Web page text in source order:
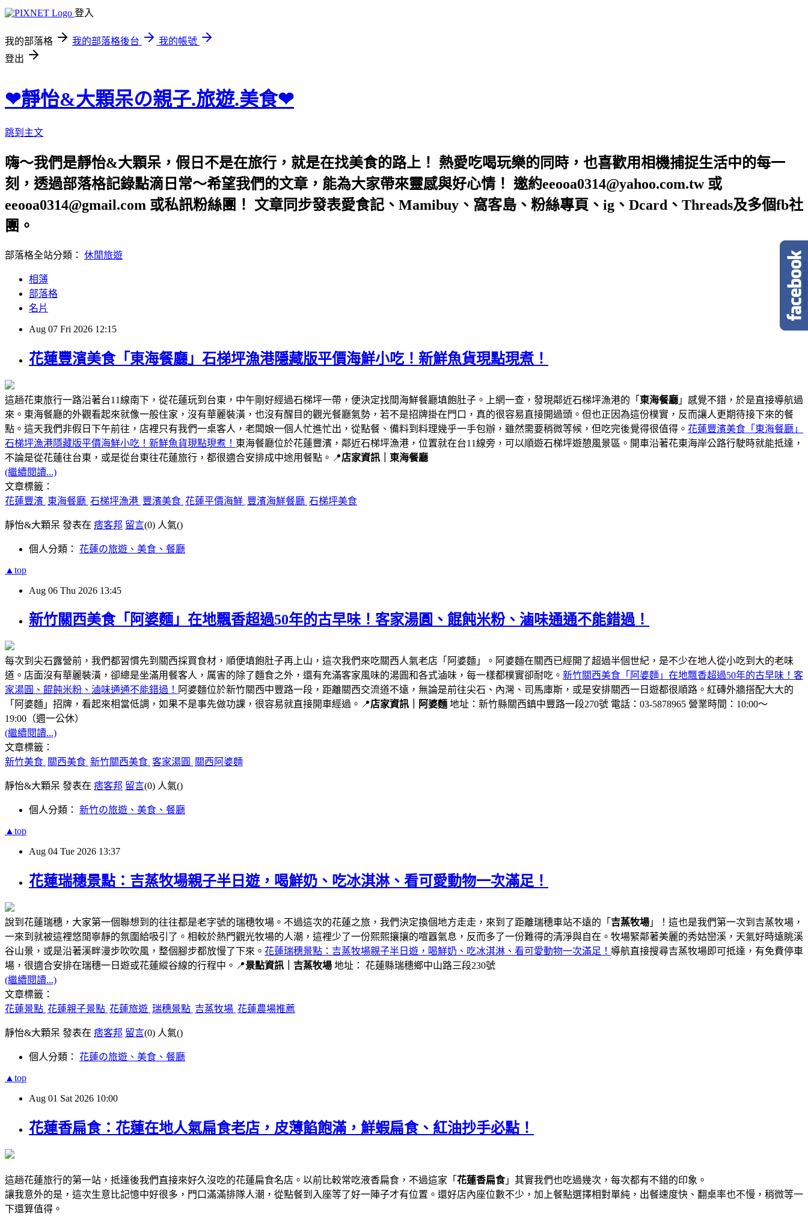
登入
我的部落格 我的部落格後台
我的帳號
登出
❤靜怡&大顆呆の親子.旅遊.美食❤
跳到主文
嗨～我們是靜怡&大顆呆，假日不是在旅行，就是在找美食的路上！ 熱愛吃喝玩樂的同時，也喜歡用相機捕捉生活中的每一
刻，透過部落格記錄點滴日常～希望我們的文章，能為大家帶來靈感與好心情！ 邀約eeooa0314@yahoo.com.tw 或
eeooa0314@gmail.com 或私訊粉絲團！ 文章同步發表愛食記、Mamibuy、窩客島、粉絲專頁、ig、Dcard、Threads及多個fb社
團。
部落格全站分類： 休閒旅遊
相簿
部落格
名片
Aug 07 Fri 2026 12:15
花蓮豐濱美食「東海餐廳」石梯坪漁港隱藏版平價海鮮小吃！新鮮魚貨現點現煮！
這趟花東旅行一路沿著台11線南下，從花蓮玩到台東，中午剛好經過石梯坪一帶，便決定找間海鮮餐廳填飽肚子。上網一查，發現鄰近石梯坪漁港的「 東海餐廳 」感覺不錯，於是直接導航過
來。東海餐廳的外觀看起來就像一般住家，沒有華麗裝潢，也沒有醒目的觀光餐廳氣勢，若不是招牌掛在門口，真的很容易直接開過頭。但也正因為這份樸實，反而讓人更期待接下來的餐
點。這天我們非假日下午前往，店裡只有我們一桌客人，老闆娘一個人忙進忙出，從點餐、備料到料理幾乎一手包辦，雖然需要稍微等候，但吃完後覺得很值得。 花蓮豐濱美食「東海餐廳」
石梯坪漁港隱藏版平價海鮮小吃！新鮮魚貨現點現煮！ 東海餐廳位於花蓮豐濱，鄰近石梯坪漁港，位置就在台11線旁，可以順遊石梯坪遊憩風景區。開車沿著花東海岸公路行駛時就能抵達，
不論是從花蓮往台東，或是從台東往花蓮旅行，都很適合安排成中途用餐點。📍店家資訊｜東海餐廳
(繼續閱讀...)
文章標籤：
花蓮豐濱 東海餐廳 石梯坪漁港 豐濱美食 花蓮平價海鮮 豐濱海鮮餐廳 石梯坪美食
靜怡&大顆呆 發表在 痞客邦 留言(0) 人氣()
個人分類： 花蓮の旅遊、美食、餐廳
▲top
Aug 06 Thu 2026 13:45
新竹關西美食「阿婆麵」在地飄香超過50年的古早味！客家湯圓、餛飩米粉、滷味通通不能錯過！
每次到尖石露營前，我們都習慣先到關西採買食材，順便填飽肚子再上山，這次我們來吃關西人氣老店「阿婆麵」。阿婆麵在關西已經開了超過半個世紀，是不少在地人從小吃到大的老味
道。店面沒有華麗裝潢，卻總是坐滿用餐客人，厲害的除了麵食之外，還有充滿客家風味的湯圓和各式滷味，每一樣都樸實卻耐吃。 新竹關西美食「阿婆麵」在地飄香超過50年的古早味！客
家湯圓、餛飩米粉、滷味通通不能錯過！ 阿婆麵位於新竹關西中豐路一段，距離關西交流道不遠，無論是前往尖石、內灣、司馬庫斯，或是安排關西一日遊都很順路。紅磚外牆搭配大大的
「阿婆麵」招牌，看起來相當低調，如果不是事先做功課，很容易就直接開車經過。📍店家資訊｜阿婆麵 地址：新竹縣關西鎮中豐路一段270號 電話：03-5878965 營業時間：10:00～
19:00（週一公休）
(繼續閱讀...)
文章標籤：
新竹美食 關西美食 新竹關西美食 客家湯圓 關西阿婆麵
靜怡&大顆呆 發表在 痞客邦 留言(0) 人氣()
個人分類： 新竹の旅遊、美食、餐廳
▲top
Aug 04 Tue 2026 13:37
花蓮瑞穗景點：吉蒸牧場親子半日遊，喝鮮奶、吃冰淇淋、看可愛動物一次滿足！
說到花蓮瑞穗，大家第一個聯想到的往往都是老字號的瑞穗牧場。不過這次的花蓮之旅，我們決定換個地方走走，來到了距離瑞穗車站不遠的「 吉蒸牧場 」！這也是我們第一次到吉蒸牧場，
一來到就被這裡悠閒寧靜的氛圍給吸引了。相較於熱門觀光牧場的人潮，這裡少了一份熙熙攘攘的喧囂氣息，反而多了一份難得的清淨與自在。牧場緊鄰著美麗的秀姑巒溪，天氣好時遠眺溪
谷山景，或是沿著溪畔漫步吹吹風，整個腳步都放慢了下來。 花蓮瑞穗景點：吉蒸牧場親子半日遊，喝鮮奶、吃冰淇淋、看可愛動物一次滿足！ 導航直接搜尋吉蒸牧場即可抵達，有免費停車
場，很適合安排在瑞穗一日遊或花蓮縱谷線的行程中。📍景點資訊｜吉蒸牧場 地址： 花蓮縣瑞穗鄉中山路三段230號
(繼續閱讀...)
文章標籤：
花蓮景點 花蓮親子景點 花蓮旅遊 瑞穗景點 吉蒸牧場 花蓮農場推薦
靜怡&大顆呆 發表在 痞客邦 留言(0) 人氣()
個人分類： 花蓮の旅遊、美食、餐廳
▲top
Aug 01 Sat 2026 10:00
花蓮香扁食：花蓮在地人氣扁食老店，皮薄餡飽滿，鮮蝦扁食、紅油抄手必點！
這趟花蓮旅行的第一站，抵達後我們直接來好久沒吃的花蓮扁食名店。以前比較常吃液香扁食，不過這家「 花蓮香扁食」其實我們也吃過幾次，每次都有不錯的印象。
讓我意外的是，這次生意比記憶中好很多，門口滿滿排隊人潮，從點餐到入座等了好一陣子才有位置。還好店內座位數不少，加上餐點選擇相對單純，出餐速度快、翻桌率也不慢，稍微等一
下還算值得。